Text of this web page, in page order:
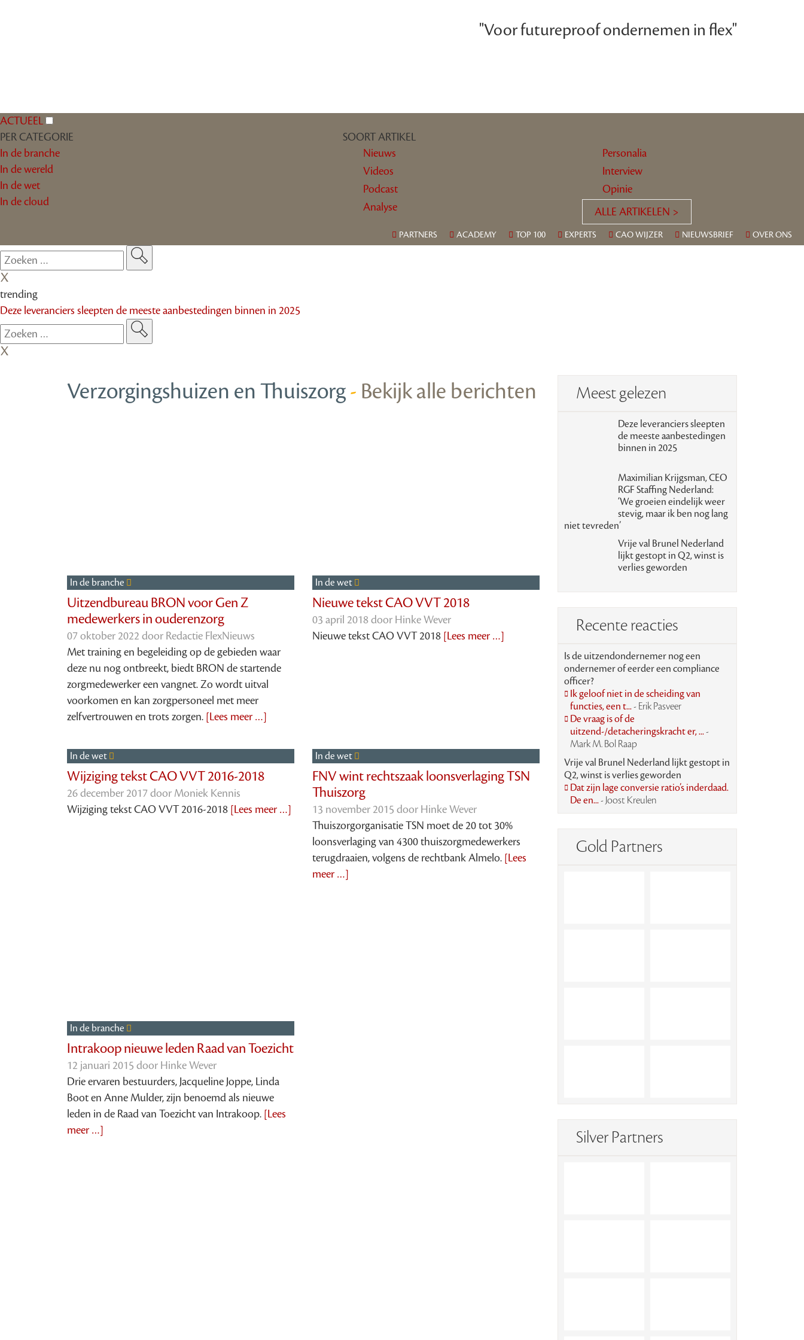
"Voor futureproof ondernemen in flex"
ACTUEEL
PER CATEGORIE
In de branche
In de wereld
In de wet
In de cloud
SOORT ARTIKEL
Nieuws
Personalia
Videos
Interview
Podcast
Opinie
Analyse
ALLE ARTIKELEN >
PARTNERS ACADEMY TOP 100 EXPERTS CAO WIJZER NIEUWSBRIEF OVER ONS
trending
Deze leveranciers sleepten de meeste aanbestedingen binnen in 2025
Verzorgingshuizen en Thuiszorg- Bekijk alle berichten
In de branche
Uitzendbureau BRON voor Gen Z
medewerkers in ouderenzorg
07 oktober 2022 door Redactie FlexNieuws
Met training en begeleiding op de gebieden waar
deze nu nog ontbreekt, biedt BRON de startende
zorgmedewerker een vangnet. Zo wordt uitval
voorkomen en kan zorgpersoneel met meer
zelfvertrouwen en trots zorgen. [Lees meer …]
In de wet
Nieuwe tekst CAO VVT 2018
03 april 2018 door Hinke Wever
Nieuwe tekst CAO VVT 2018 [Lees meer …]
In de wet
Wijziging tekst CAO VVT 2016-2018
26 december 2017 door Moniek Kennis
Wijziging tekst CAO VVT 2016-2018 [Lees meer …]
In de wet
FNV wint rechtszaak loonsverlaging TSN
Thuiszorg
13 november 2015 door Hinke Wever
Thuiszorgorganisatie TSN moet de 20 tot 30%
loonsverlaging van 4300 thuiszorgmedewerkers
terugdraaien, volgens de rechtbank Almelo. [Lees
meer …]
In de branche
Intrakoop nieuwe leden Raad van Toezicht
12 januari 2015 door Hinke Wever
Drie ervaren bestuurders, Jacqueline Joppe, Linda
Boot en Anne Mulder, zijn benoemd als nieuwe
leden in de Raad van Toezicht van Intrakoop. [Lees
meer …]
Meest gelezen
Deze leveranciers sleepten
de meeste aanbestedingen
binnen in 2025
Maximilian Krijgsman, CEO
RGF Staffing Nederland:
‘We groeien eindelijk weer
stevig, maar ik ben nog lang
niet tevreden’
Vrije val Brunel Nederland
lijkt gestopt in Q2, winst is
verlies geworden
Recente reacties
Is de uitzendondernemer nog een
ondernemer of eerder een compliance
officer?
Ik geloof niet in de scheiding van
functies, een t...- Erik Pasveer
De vraag is of de
uitzend-/detacheringskracht er, ...-
Mark M. Bol Raap
Vrije val Brunel Nederland lijkt gestopt in
Q2, winst is verlies geworden
Dat zijn lage conversie ratio’s inderdaad.
De en...- Joost Kreulen
Gold Partners
Silver Partners